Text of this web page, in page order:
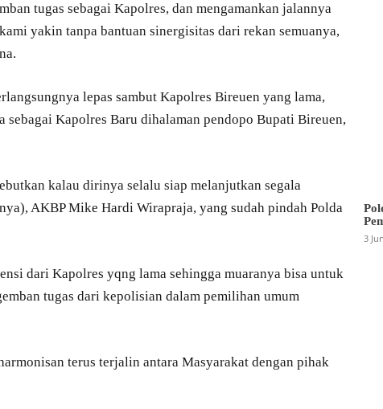
tugas sebagai Kapolres, dan mengamankan jalannya
yakin tanpa bantuan sinergisitas dari rekan semuanya,
lepas sambut Kapolres Bireuen yang lama,
Kapolres Baru dihalaman pendopo Bupati Bireuen,
kalau dirinya selalu siap melanjutkan segala
AKBP Mike Hardi Wirapraja, yang sudah pindah Polda
dari Kapolres yqng lama sehingga muaranya bisa untuk
tugas dari kepolisian dalam pemilihan umum
terus terjalin antara Masyarakat dengan pihak
3